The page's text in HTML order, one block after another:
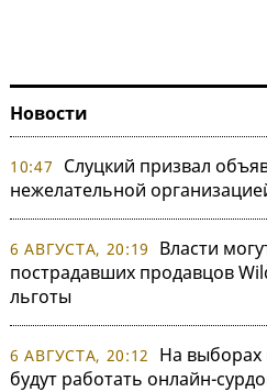
Новости
10:47
Слуцкий призвал
нежелательной
6 АВГУСТА, 20:19
Власти
пострадавших продавцов
льготы
6 АВГУСТА, 20:12
На выборах
будут работать онлайн-